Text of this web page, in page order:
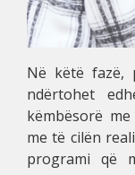
Në këtë fazë,
ndërtohet
këmbësorë
me të cilën
programi që